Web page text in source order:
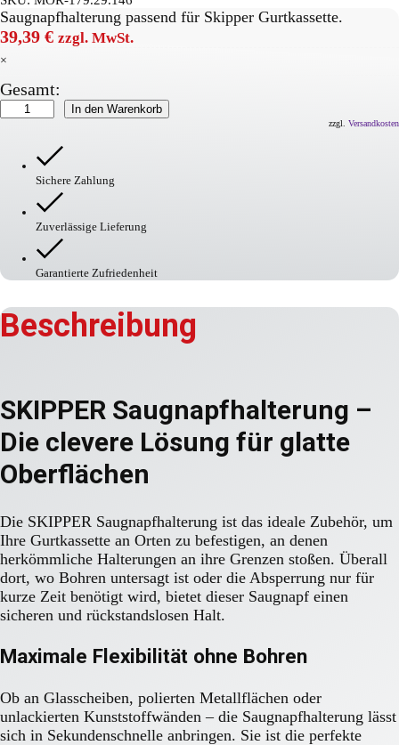
Saugnapfhalterung passend für Skipper Gurtkassette.
39,39 € zzgl. MwSt.
×
Gesamt:
Halterung
bzw.
Saugnapf
Menge
In den Warenkorb
zzgl. Versandkosten
Sichere Zahlung
Zuverlässige Lieferung
Garantierte Zufriedenheit
Beschreibung
SKIPPER Saugnapfhalterung –
Die clevere Lösung für glatte
Oberflächen
Die SKIPPER Saugnapfhalterung ist das ideale Zubehör, um
Ihre Gurtkassette an Orten zu befestigen, an denen
herkömmliche Halterungen an ihre Grenzen stoßen. Überall
dort, wo Bohren untersagt ist oder die Absperrung nur für
kurze Zeit benötigt wird, bietet dieser Saugnapf einen
sicheren und rückstandslosen Halt.
Maximale Flexibilität ohne Bohren
Ob an Glasscheiben, polierten Metallflächen oder
unlackierten Kunststoffwänden – die Saugnapfhalterung lässt
sich in Sekundenschnelle anbringen. Sie ist die perfekte